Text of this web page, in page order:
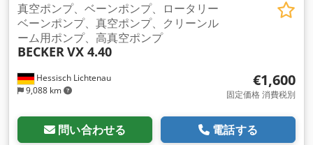
Hessisch Lichtenau
9,088 km
真空ポンプ、ベーンポンプ、ロータリー
ベーンポンプ、真空ポンプ、クリーンル
ーム用ポンプ、高真空ポンプ
BECKERVX 4.40
€1,600
固定価格 消費税別
問い合わせる 電話する